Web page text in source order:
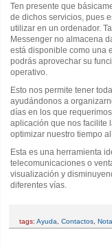
Ten presente que
de dichos servicios, pues
utilizar en un ordenador.
Messenger no almacena
está disponible como una
podrás aprovechar su
operativo.
Esto nos permite tener
ayudándonos a
días en los que
aplicación que nos facilite
optimizar nuestro tiempo
Esta es una herramienta
telecomunicaciones o
visualización y
diferentes vías.
tags: Ayuda Contactos